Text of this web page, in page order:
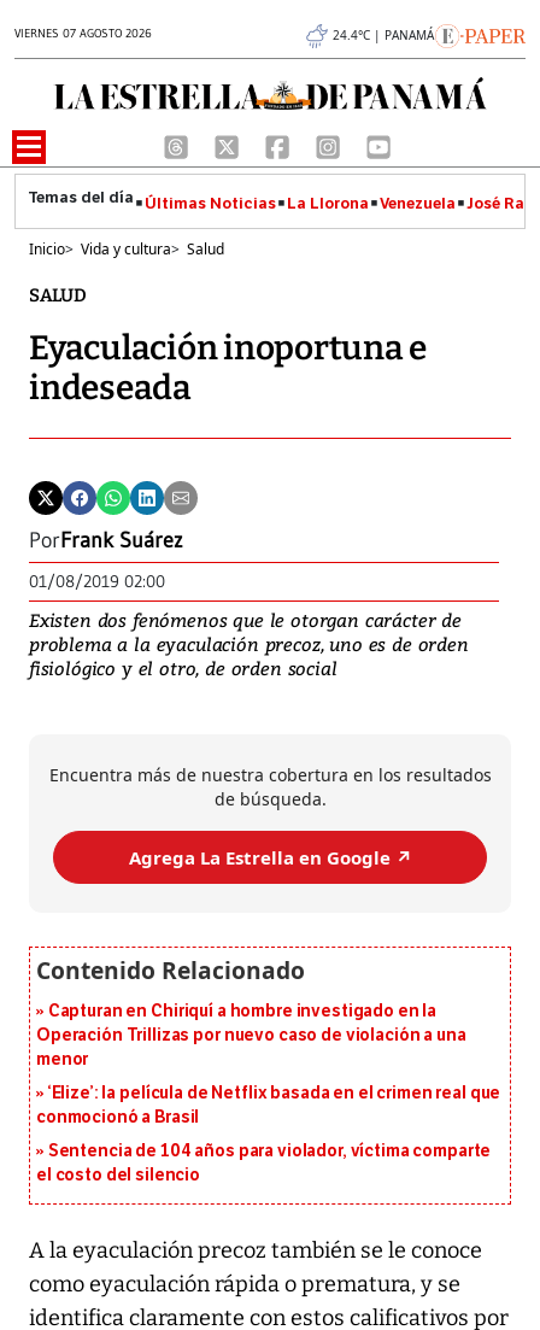
VIERNES 07 AGOSTO 2026 24.4°C | PANAMÁ
Últimas Noticias La Llorona Venezuela José
Inicio> Vida y cultura> Salud
SALUD
Eyaculación inoportuna e
indeseada
PorFrank Suárez
01/08/2019 02:00
Existen dos fenómenos que le otorgan carácter de
problema a la eyaculación precoz, uno es de orden
fisiológico y el otro, de orden social
Encuentra más de nuestra cobertura en los resultados
de búsqueda.
Agrega La Estrella en Google ↗️
Capturan en Chiriquí a hombre investigado en la
Operación Trillizas por nuevo caso de violación a una
menor
‘Elize’: la película de Netflix basada en el crimen real que
conmocionó a Brasil
Sentencia de 104 años para violador, víctima comparte
el costo del silencio
A la eyaculación precoz también se le conoce
como eyaculación rápida o prematura, y se
identifica claramente con estos calificativos por